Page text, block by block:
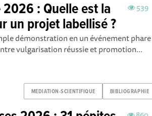
539
2026 : Quelle est la
un projet labellisé ?
démonstration en un événement phare
vulgarisation réussie et promotion...
MEDIATION-SCIENTIFIQUE BIBLIOGRAPHIE